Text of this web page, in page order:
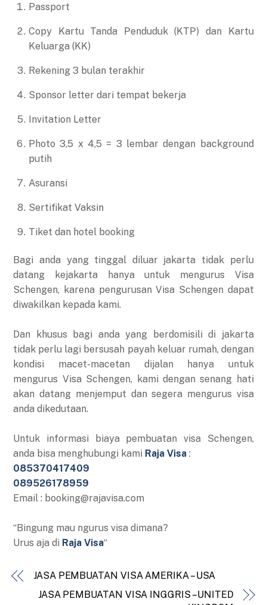
Passport
Copy Kartu Tanda Penduduk (KTP) dan Kartu
Keluarga (KK)
Rekening 3 bulan terakhir
Sponsor letter dari tempat bekerja
Invitation Letter
Photo 3,5 x 4,5 = 3 lembar dengan background
putih
Asuransi
Sertifikat Vaksin
Tiket dan hotel booking
Bagi anda yang tinggal diluar jakarta tidak perlu
datang kejakarta hanya untuk mengurus Visa
Schengen, karena pengurusan Visa Schengen dapat
diwakilkan kepada kami.
Dan khusus bagi anda yang berdomisili di jakarta
tidak perlu lagi bersusah payah keluar rumah, dengan
kondisi macet-macetan dijalan hanya untuk
mengurus Visa Schengen, kami dengan senang hati
akan datang menjemput dan segera mengurus visa
anda dikedutaan.
Untuk informasi biaya pembuatan visa Schengen,
anda bisa menghubungi kami Raja Visa :
085370417409
089526178959
Email : booking@rajavisa.com
“Bingung mau ngurus visa dimana?
Urus aja di Raja Visa“
JASA PEMBUATAN VISA AMERIKA – USA
JASA PEMBUATAN VISA INGGRIS – UNITED